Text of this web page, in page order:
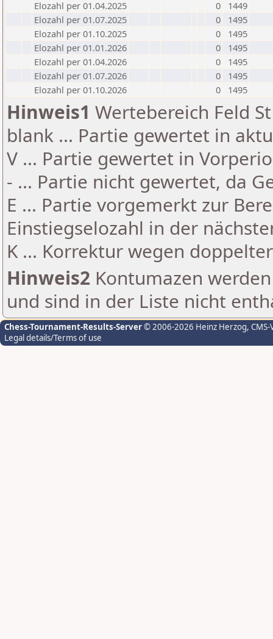
Elozahl per 01.04.2025
0
1449
Elozahl per 01.07.2025
0
1495
Elozahl per 01.10.2025
0
1495
Elozahl per 01.01.2026
0
1495
Elozahl per 01.04.2026
0
1495
Elozahl per 01.07.2026
0
1495
Elozahl per 01.10.2026
0 1495
Hinweis1 Wertebereich Feld
blank ... Partie gewertet in
V ... Partie gewertet in
- ... Partie nicht gewertet, da
E ... Partie vorgemerkt zur
Einstiegselozahl in der
K ... Korrektur wegen
Hinweis2 Kontumazen
und sind in der Liste nicht
Chess-Tournament-Results-Server© 2006-2026 Heinz Herzog,
Legal details/Terms of use